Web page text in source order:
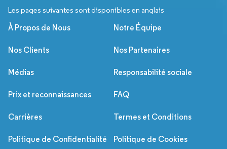
Les pages suivantes sont disponibles en anglais
À Propos de Nous Notre Équipe
Nos Clients Nos Partenaires
Médias Responsabilité sociale
Prix et reconnaissances FAQ
Carrières Termes et Conditions
Politique de Confidentialité Politique de Cookies